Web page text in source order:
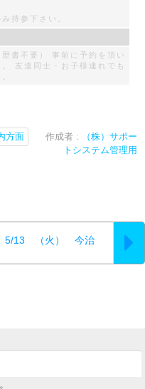
持参下さい。
書不要） 事前に予約を頂い
友達同士・お子様連れでも
方面 作成者 :
（株）サポー
トシステム管理用
5/13 （火） 今治